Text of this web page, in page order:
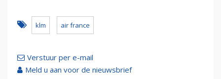
klm air france
Verstuur per e-mail
Meld u aan voor de nieuwsbrief